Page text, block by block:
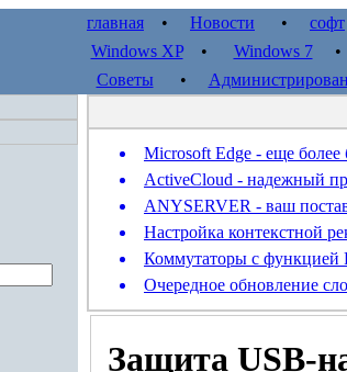
главная • Новости • софт
Windows XP• Windows 7
Советы •
Microsoft Edge - еще более
ActiveCloud - надежный
ANYSERVER - ваш
Настройка контекстной
Коммутаторы с функцией
Очередное обновление
Защита USB-